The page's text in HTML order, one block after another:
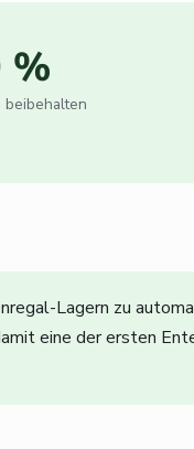
%
beibehalten
Lagern zu
eine der ersten